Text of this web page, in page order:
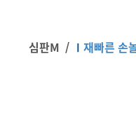
심판M / Ⅰ 재빠른 손